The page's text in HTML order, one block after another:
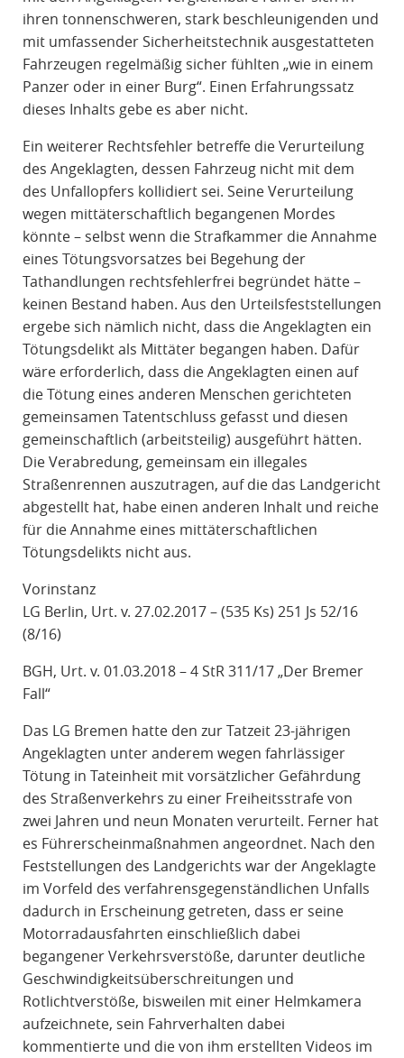
ihren tonnenschweren, stark beschleunigenden und
mit umfassender Sicherheitstechnik ausgestatteten
Fahrzeugen regelmäßig sicher fühlten „wie in einem
Panzer oder in einer Burg“. Einen Erfahrungssatz
dieses Inhalts gebe es aber nicht.
Ein weiterer Rechtsfehler betreffe die Verurteilung
des Angeklagten, dessen Fahrzeug nicht mit dem
des Unfallopfers kollidiert sei. Seine Verurteilung
wegen mittäterschaftlich begangenen Mordes
könnte – selbst wenn die Strafkammer die Annahme
eines Tötungsvorsatzes bei Begehung der
Tathandlungen rechtsfehlerfrei begründet hätte –
keinen Bestand haben. Aus den Urteilsfeststellungen
ergebe sich nämlich nicht, dass die Angeklagten ein
Tötungsdelikt als Mittäter begangen haben. Dafür
wäre erforderlich, dass die Angeklagten einen auf
die Tötung eines anderen Menschen gerichteten
gemeinsamen Tatentschluss gefasst und diesen
gemeinschaftlich (arbeitsteilig) ausgeführt hätten.
Die Verabredung, gemeinsam ein illegales
Straßenrennen auszutragen, auf die das Landgericht
abgestellt hat, habe einen anderen Inhalt und reiche
für die Annahme eines mittäterschaftlichen
Tötungsdelikts nicht aus.
Vorinstanz
LG Berlin, Urt. v. 27.02.2017 – (535 Ks) 251 Js 52/16
(8/16)
BGH, Urt. v. 01.03.2018 – 4 StR 311/17 „Der Bremer
Fall“
Das LG Bremen hatte den zur Tatzeit 23-jährigen
Angeklagten unter anderem wegen fahrlässiger
Tötung in Tateinheit mit vorsätzlicher Gefährdung
des Straßenverkehrs zu einer Freiheitsstrafe von
zwei Jahren und neun Monaten verurteilt. Ferner hat
es Führerscheinmaßnahmen angeordnet. Nach den
Feststellungen des Landgerichts war der Angeklagte
im Vorfeld des verfahrensgegenständlichen Unfalls
dadurch in Erscheinung getreten, dass er seine
Motorradausfahrten einschließlich dabei
begangener Verkehrsverstöße, darunter deutliche
Geschwindigkeitsüberschreitungen und
Rotlichtverstöße, bisweilen mit einer Helmkamera
aufzeichnete, sein Fahrverhalten dabei
kommentierte und die von ihm erstellten Videos im